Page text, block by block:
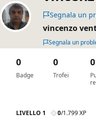
Segnala un
vincenzo
Segnala un
Badge
0
Trofei
0 0
LIVELLO 1 0/1.799 XP